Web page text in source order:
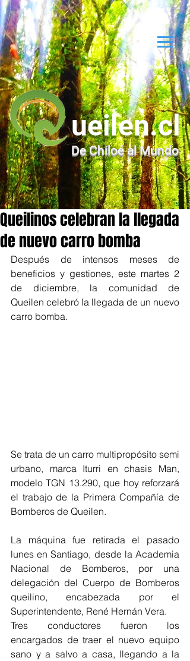
ueilen.cl
De Chiloé al Mundo
Queilinos celebran la llegada
de nuevo carro bomba
Después de intensos meses de
beneficios y gestiones, este martes 2
de diciembre, la comunidad de
Queilen celebró la llegada de un nuevo
carro bomba.
Se trata de un carro multipropósito semi
urbano, marca Iturri en chasis Man,
modelo TGN 13.290, que hoy reforzará
el trabajo de la Primera Compañía de
Bomberos de Queilen.
La máquina fue retirada el pasado
lunes en Santiago, desde la Academia
Nacional de Bomberos, por una
delegación del Cuerpo de Bomberos
queilino, encabezada por el
Superintendente, René Hernán Vera.
Tres conductores fueron los
encargados de traer el nuevo equipo
sano y a salvo a casa, llegando a la